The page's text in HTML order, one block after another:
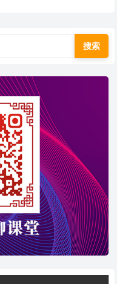
搜索